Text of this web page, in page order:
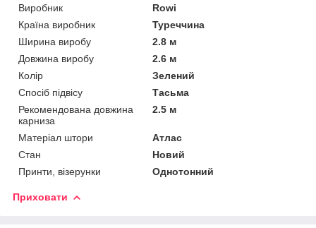
Виробник
Rowi
Країна виробник
Туреччина
Ширина виробу
2.8 м
Довжина виробу
2.6 м
Колір
Зелений
Спосіб підвісу
Тасьма
Рекомендована довжина
карниза
2.5 м
Матеріал штори
Атлас
Стан
Новий
Принти, візерунки
Однотонний
Приховати